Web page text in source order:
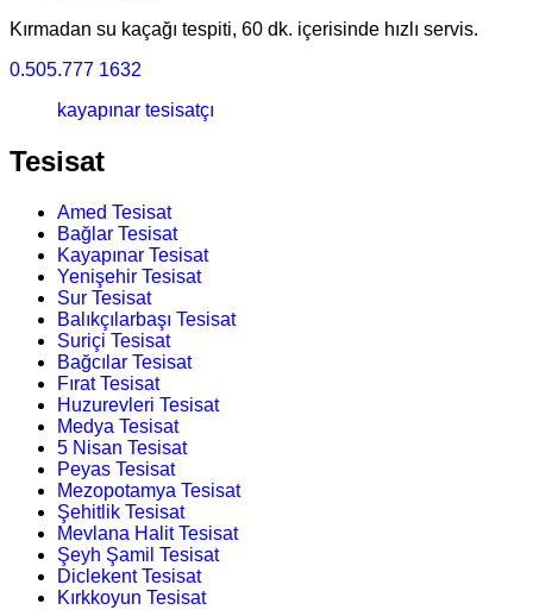
Kırmadan su kaçağı tespiti, 60 dk. içerisinde hızlı servis.
0.505.777 1632
kayapınar tesisatçı
Tesisat
Amed Tesisat
Bağlar Tesisat
Kayapınar Tesisat
Yenişehir Tesisat
Sur Tesisat
Balıkçılarbaşı Tesisat
Suriçi Tesisat
Bağcılar Tesisat
Fırat Tesisat
Huzurevleri Tesisat
Medya Tesisat
5 Nisan Tesisat
Peyas Tesisat
Mezopotamya Tesisat
Şehitlik Tesisat
Mevlana Halit Tesisat
Şeyh Şamil Tesisat
Diclekent Tesisat
Kırkkoyun Tesisat